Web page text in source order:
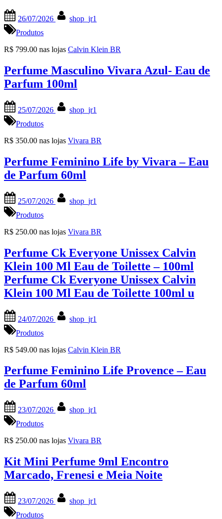
on
26/07/2026
shop_jr1
Produtos
R$ 799.00 nas lojas Calvin Klein BR
Perfume Masculino Vivara Azul- Eau de
Parfum 100ml
on
25/07/2026
shop_jr1
Produtos
R$ 350.00 nas lojas Vivara BR
Perfume Feminino Life by Vivara – Eau
de Parfum 60ml
on
25/07/2026
shop_jr1
Produtos
R$ 250.00 nas lojas Vivara BR
Perfume Ck Everyone Unissex Calvin
Klein 100 Ml Eau de Toilette – 100ml
Perfume Ck Everyone Unissex Calvin
Klein 100 Ml Eau de Toilette 100ml u
on
24/07/2026
shop_jr1
Produtos
R$ 549.00 nas lojas Calvin Klein BR
Perfume Feminino Life Provence – Eau
de Parfum 60ml
on
23/07/2026
shop_jr1
Produtos
R$ 250.00 nas lojas Vivara BR
Kit Mini Perfume 9ml Encontro
Marcado, Frenesi e Meia Noite
on
23/07/2026
shop_jr1
Produtos